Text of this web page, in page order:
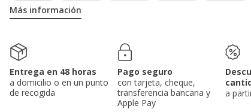
Más información
Entrega en 48 horas
a domicilio o en un punto
de recogida
Pago seguro
con tarjeta, cheque,
transferencia bancaria y
Apple Pay
a